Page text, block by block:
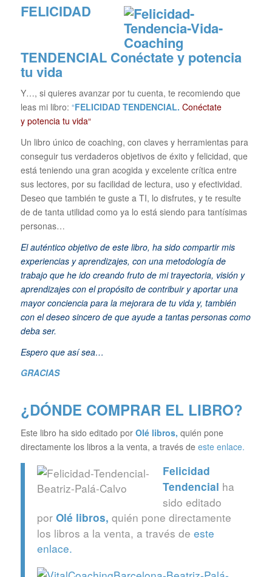
FELICIDAD
TENDENCIAL Conéctate y potencia
tu vida
Y…, si quieres avanzar por tu cuenta, te recomiendo que
leas mi libro: “FELICIDAD TENDENCIAL. Conéctate
y potencia tu vida“
Un libro único de coaching, con claves y herramientas para
conseguir tus verdaderos objetivos de éxito y felicidad, que
está teniendo una gran acogida y excelente crítica entre
sus lectores, por su facilidad de lectura, uso y efectividad.
Deseo que también te guste a TI, lo disfrutes, y te resulte
de de tanta utilidad como ya lo está siendo para tantísimas
personas…
El auténtico objetivo de este libro, ha sido compartir mis
experiencias y aprendizajes, con una metodología de
trabajo que he ido creando fruto de mi trayectoria, visión y
aprendizajes con el propósito de contribuir y aportar una
mayor conciencia para la mejorara de tu vida y, también
con el deseo sincero de que ayude a tantas personas como
deba ser.
Espero que así sea…
GRACIAS
¿DÓNDE COMPRAR EL LIBRO?
Este libro ha sido editado por Olé libros, quién pone
directamente los libros a la venta, a través de este enlace.
Felicidad
Tendencial ha
sido editado
por Olé libros, quién pone directamente
los libros a la venta, a través de este
enlace.